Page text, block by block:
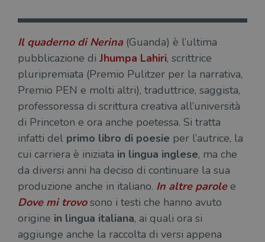
Il quaderno di Nerina(Guanda) è l’ultima
pubblicazione di Jhumpa Lahiri, scrittrice
pluripremiata (Premio Pulitzer per la narrativa,
Premio PEN e molti altri), traduttrice, saggista,
professoressa di scrittura creativa all’università
di Princeton e ora anche poetessa. Si tratta
infatti del primo libro di poesie per l’autrice, la
cui carriera è iniziata in lingua inglese, ma che
da diversi anni ha deciso di continuare la sua
produzione anche in italiano. In altre parole e
Dove mi trovosono i testi che hanno avuto
origine in lingua italiana, ai quali ora si
aggiunge anche la raccolta di versi appena